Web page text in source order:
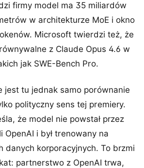
firmy model ma 35 miliardów
w architekturze MoE i okno
Microsoft twierdzi też, że
z Claude Opus 4.6 w
jak SWE-Bench Pro.
jest tu jednak samo porównanie
polityczny sens tej premiery.
że model nie powstał przez
OpenAI i był trenowany na
danych korporacyjnych. To brzmi
partnerstwo z OpenAI trwa,